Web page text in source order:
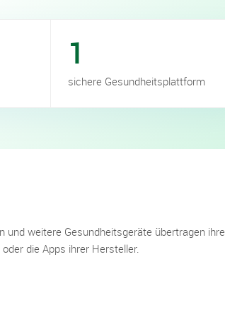
1
sichere Gesundheitsplattform
und weitere Gesundheitsgeräte übertragen ihre
die Apps ihrer Hersteller.